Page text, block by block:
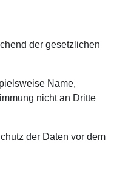
der gesetzlichen
Name,
nicht an Dritte
der Daten vor dem